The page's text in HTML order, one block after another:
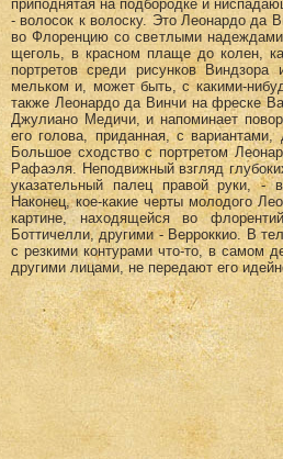
приподнятая на подбородке и
- волосок к волоску. Это Леонардо да
во Флоренцию со светлыми
щеголь, в красном плаще до колен,
портретов среди рисунков
мельком и, может быть, с какими-
также Леонардо да Винчи на фреске
Джулиано Медичи, и напоминает
его голова, приданная, с
Большое сходство с портретом
Рафаэля. Неподвижный взгляд
указательный палец правой руки,
Наконец, кое-какие черты молодого
картине, находящейся во
Боттичелли, другими - Верроккио. В
с резкими контурами что-то, в самом
другими лицами, не передают его